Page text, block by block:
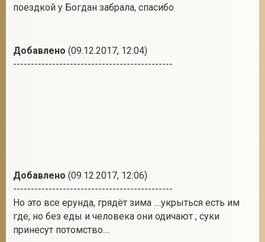
поездкой у Богдан забрала, спасибо
Добавлено (09.12.2017, 12:04)
---------------------------------------------
Добавлено (09.12.2017, 12:06)
---------------------------------------------
Но это все ерунда, грядёт зима ....укрыться есть им
где, но без еды и человека они одичают , суки
принесут потомство....